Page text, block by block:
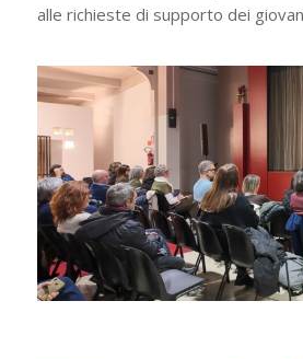
alle richieste di supporto dei